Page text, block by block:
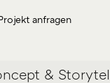
anfragen
&